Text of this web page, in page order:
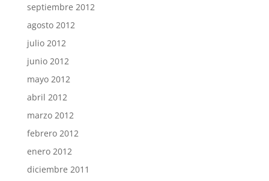
septiembre 2012
agosto 2012
julio 2012
junio 2012
mayo 2012
abril 2012
marzo 2012
febrero 2012
enero 2012
diciembre 2011